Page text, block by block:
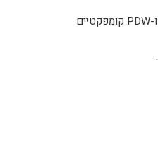
תיק הסלינג הראשון של Eberlestock, ה-Fade Sling, תוכנן להכיל אקדחים בגודל מלא ו-PDW קומפקטיים